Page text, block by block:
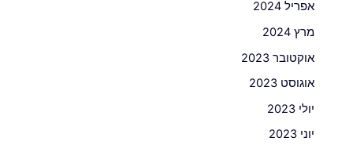
אפריל 2024
מרץ 2024
אוקטובר 2023
אוגוסט 2023
יולי 2023
יוני 2023